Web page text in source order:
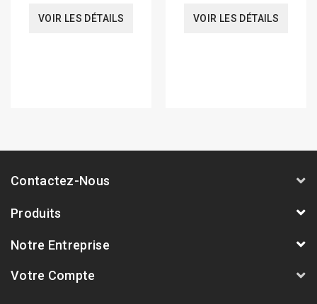
VOIR LES DÉTAILS VOIR LES DÉTAILS
Contactez-Nous
Produits
Notre Entreprise
Votre Compte